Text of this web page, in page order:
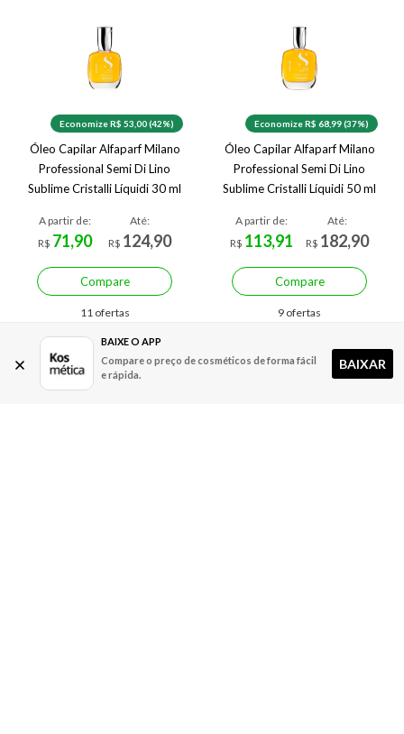
Economize R$ 53,00 (42%)
Óleo Capilar Alfaparf Milano
Professional Semi Di Lino
Sublime Cristalli Líquidi 30 ml
A partir de:
R$ 71,90
Até:
R$ 124,90
Compare
11 ofertas
Economize R$ 68,99 (37%)
Óleo Capilar Alfaparf Milano
Professional Semi Di Lino
Sublime Cristalli Líquidi 50 ml
A partir de:
R$ 113,91
Até:
R$ 182,90
Compare
9 ofertas
BAIXE O APP
Compare o preço de cosméticos de forma fácil
e rápida.
BAIXAR